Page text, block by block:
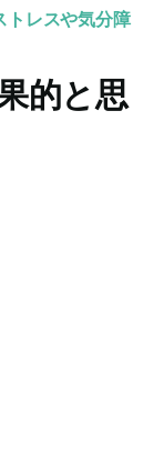
トレスや気分障
的と思